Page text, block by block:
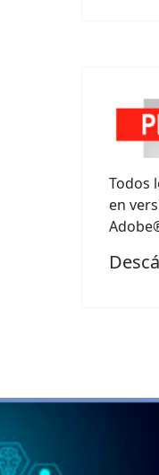
Todos
en